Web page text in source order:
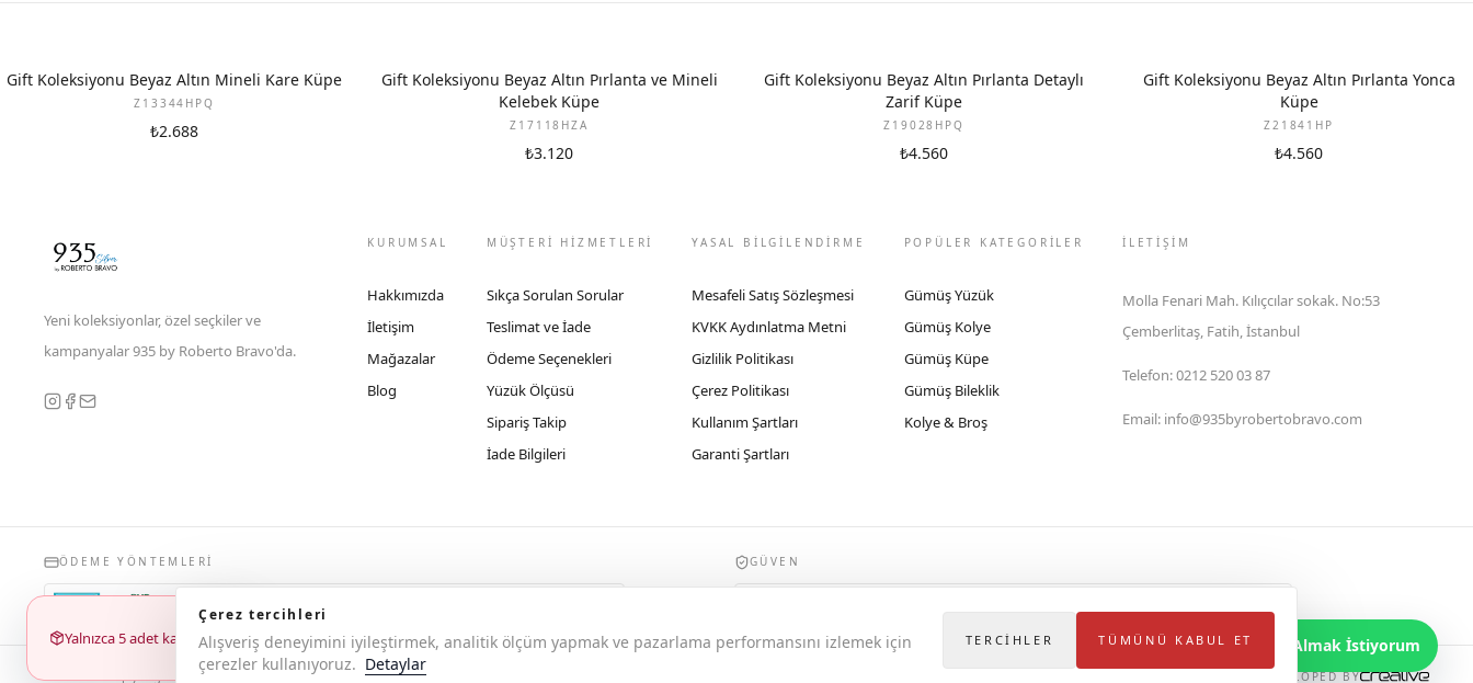
Yalnızca 5 adet kaldı
YENI
Gift Koleksiyonu Beyaz Altın Mineli Kare Küpe
Z13344HPQ
₺2.688
YENI
Gift Koleksiyonu Beyaz Altın Pırlanta ve Mineli
Kelebek Küpe
Z17118HZA
₺3.120
YENI
Gift Koleksiyonu Beyaz Altın Pırlanta Detaylı
Zarif Küpe
Z19028HPQ
₺4.560
YENI
Gift Koleksiyonu Beyaz Altın Pırlanta Yonca
Küpe
Z21841HP
₺4.560
Yeni koleksiyonlar, özel seçkiler ve
kampanyalar 935 by Roberto Bravo'da.
KURUMSAL
Hakkımızda
İletişim
Mağazalar
Blog
MÜŞTERİ HİZMETLERİ
Sıkça Sorulan Sorular
Teslimat ve İade
Ödeme Seçenekleri
Yüzük Ölçüsü
Sipariş Takip
İade Bilgileri
YASAL BİLGİLENDİRME
Mesafeli Satış Sözleşmesi
KVKK Aydınlatma Metni
Gizlilik Politikası
Çerez Politikası
Kullanım Şartları
Garanti Şartları
POPÜLER KATEGORİLER
Gümüş Yüzük
Gümüş Kolye
Gümüş Küpe
Gümüş Bileklik
Kolye & Broş
İLETIŞIM
Molla Fenari Mah. Kılıçcılar sokak. No:53
Çemberlitaş, Fatih, İstanbul
Telefon:0212 520 03 87
Email: info@935byrobertobravo.com
ÖDEME YÖNTEMLERI GÜVEN
© 2026 Copyright 935 by Roberto Bravo DEVELOPED BY
Bilgi Almak İstiyorum
Çerez tercihleri
Alışveriş deneyimini iyileştirmek, analitik ölçüm yapmak ve pazarlama performansını izlemek için
çerezler kullanıyoruz. Detaylar
TERCIHLER TÜMÜNÜ KABUL ET